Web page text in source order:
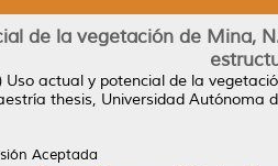
de la vegetación de Mina,
Uso actual y potencial de la
thesis, Universidad Autónoma
Aceptada